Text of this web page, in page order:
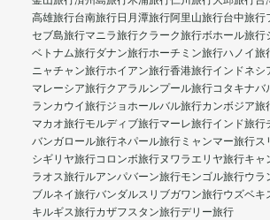
高雄旅行台南旅行日月潭旅行阿里山旅行台中旅行
セブ島旅行マニラ旅行クラーク旅行ボホール旅行
ベトナム旅行ダナン旅行ホーチミン旅行ハノイ旅
ニャチャン旅行ホイアン旅行香港旅行インドネシ
マレーシア旅行クアラルンプール旅行コタキナバ
ランカウイ旅行ジョホールバル旅行カンボジア旅
マカオ旅行モルディブ旅行マーレ旅行インド旅行
バンガロール旅行ネパール旅行 ミャンマー旅行ス
シギリヤ旅行コロンボ旅行ヌワラエリヤ旅行キャ
ラオス旅行ルアンパバーン旅行モンゴル旅行ウラ
ブルネイ旅行バンダルスリブガワン旅行ウズベキ
キルギス旅行カザフスタン旅行デリー旅行